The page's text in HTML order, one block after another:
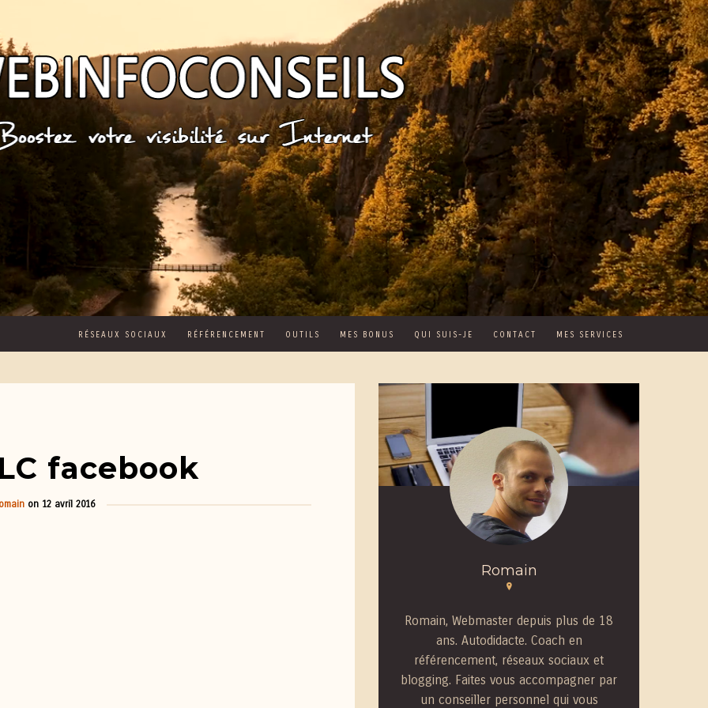
RÉSEAUX SOCIAUX RÉFÉRENCEMENT OUTILS MES BONUS QUI SUIS-JE CONTACT MES SERVICES
facebook
on 12 avril 2016
Romain
Romain, Webmaster depuis plus de 18
ans. Autodidacte. Coach en
référencement, réseaux sociaux et
blogging. Faites vous accompagner par
un conseiller personnel qui vous